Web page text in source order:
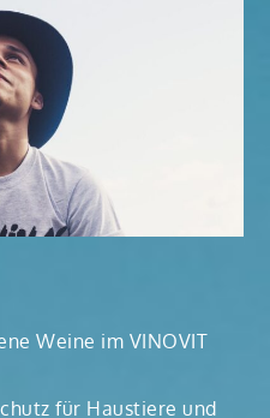
Weine im VINOVIT
für Haustiere und